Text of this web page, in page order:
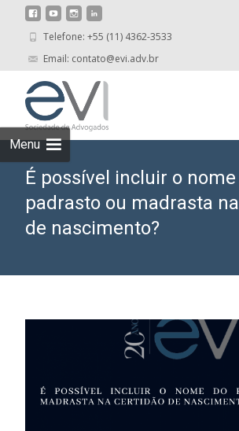
Telefone: +55 (11) 4362-3533
Email: contato@evi.adv.br
Menu
É possível incluir o
padrasto ou madrasta
de nascimento?